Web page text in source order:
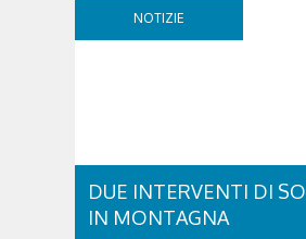
NOTIZIE
DUE INTERVENTI DI
IN MONTAGNA